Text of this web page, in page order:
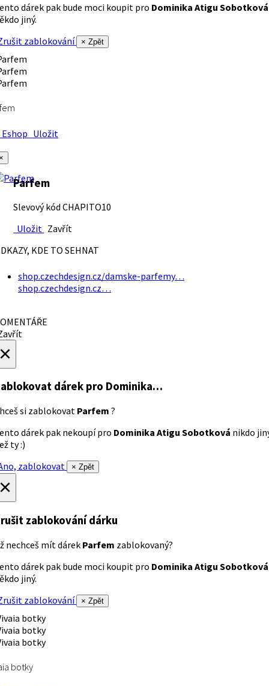
dárek pak bude moci koupit pro Dominika Atigu Sobotková
jiný.
zablokování
× Zpět
Uložit
Parfem
Slevový kód CHAPITO10
Uložit Zavřít
KDE TO SEHNAT
shop.czechdesign.cz/damske-parfemy…
shop.czechdesign.cz…
dárek pro Dominika…
si zablokovat Parfem ?
dárek pak nekoupí pro Dominika Atigu Sobotková nikdo
ty :)
zablokovat
× Zpět
zablokování dárku
nechceš mít dárek Parfem zablokovaný?
dárek pak bude moci koupit pro Dominika Atigu Sobotková
jiný.
zablokování
× Zpět
botky